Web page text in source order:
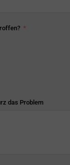
das Problem